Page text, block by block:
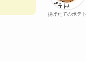
揚げたてのポテト